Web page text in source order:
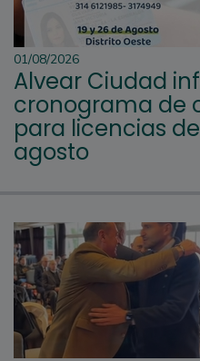
01/08/2026
Alvear Ciudad
cronograma de
para licencias
agosto